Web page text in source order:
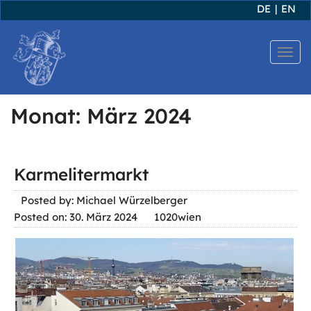
DE | EN
T
g
v
i
a
t
Monat: März 2024
Karmelitermarkt
Posted by: Michael Würzelberger
Posted on: 30. März 2024
1020wien